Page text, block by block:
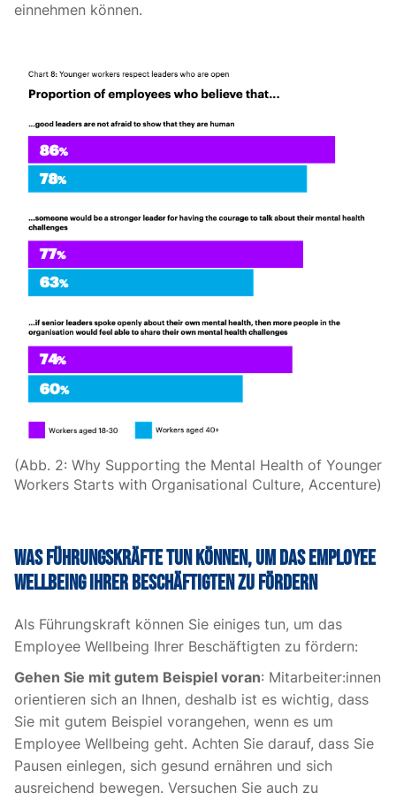
einnehmen können.
(Abb. 2: Why Supporting the Mental Health of Younger
Workers Starts with Organisational Culture, Accenture)
Was Führungskräfte tun können, um das Employee
Wellbeing ihrer Beschäftigten zu fördern
Als Führungskraft können Sie einiges tun, um das
Employee Wellbeing Ihrer Beschäftigten zu fördern:
Gehen Sie mit gutem Beispiel voran: Mitarbeiter:innen
orientieren sich an Ihnen, deshalb ist es wichtig, dass
Sie mit gutem Beispiel vorangehen, wenn es um
Employee Wellbeing geht. Achten Sie darauf, dass Sie
Pausen einlegen, sich gesund ernähren und sich
ausreichend bewegen. Versuchen Sie auch zu